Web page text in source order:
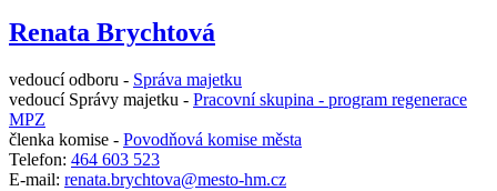
Renata Brychtová
vedoucí odboru - Správa majetku
vedoucí Správy majetku - Pracovní skupina - program regenerace
MPZ
členka komise - Povodňová komise města
Telefon: 464 603 523
E-mail: renata.brychtova@mesto-hm.cz